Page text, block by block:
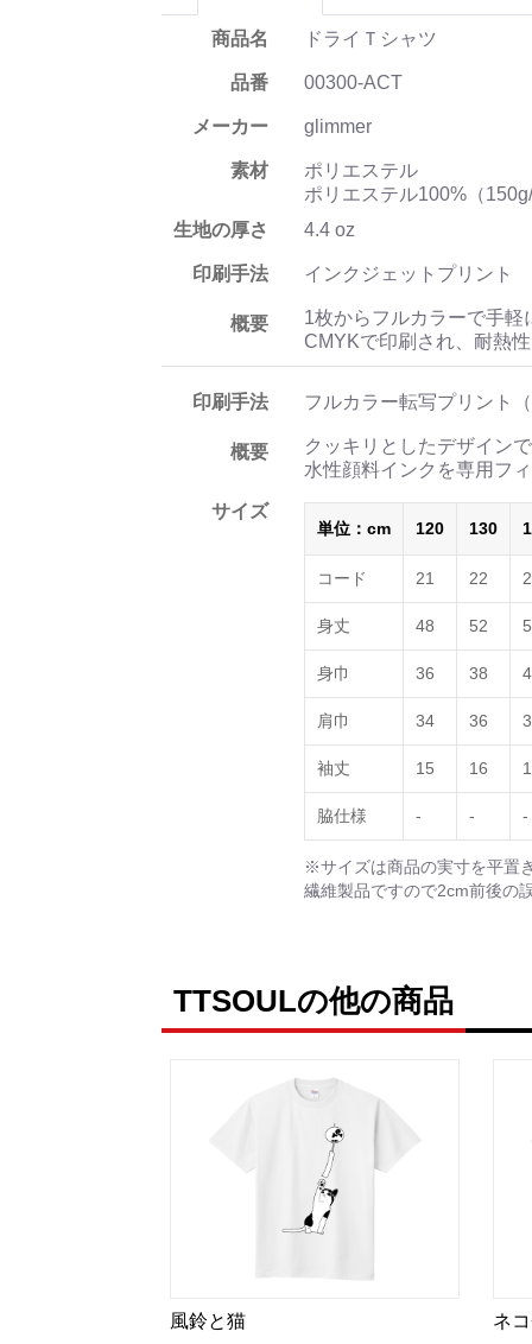
商品名 ドライＴシャツ
品番 00300-ACT
メーカー glimmer
素材
ポリエステル
ポリエステル100%（
生地の厚さ
4.4 oz
印刷手法 インクジェットプリント
概要
1枚からフルカラーで手
CMYKで印刷され、耐熱
印刷手法 フルカラー転写プリント
概要
クッキリとしたデザイン
水性顔料インクを専用フ
サイズ
単位：cm 120 130
コード 21 22
身丈 48 52
身巾 36 38
肩巾 34 36
袖丈 15 16
脇仕様 - - -
※サイズは商品の実寸を平置
繊維製品ですので2cm前後の
TTSOULの他の商品
風鈴と猫 ネ